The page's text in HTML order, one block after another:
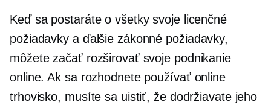
Keď sa postaráte o všetky svoje licenčné
požiadavky a ďalšie zákonné požiadavky,
môžete začať rozširovať svoje podnikanie
online. Ak sa rozhodnete používať online
trhovisko, musíte sa uistiť, že dodržiavate jeho